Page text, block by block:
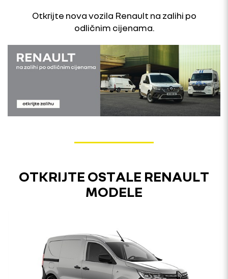
Otkrijte nova vozila Renault na zalihi po
odličnim cijenama.
OTKRIJTE OSTALE RENAULT
MODELE